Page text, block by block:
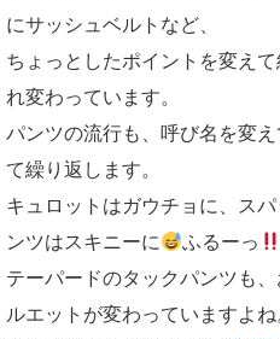
にサッシュベルトなど、
ちょっとしたポイントを変え
れ変わっています。
パンツの流行も、呼び名を変
て繰り返します。
キュロットはガウチョに、ス
ンツはスキニーに
ふるーっ
テーパードのタックパンツも
ルエットが変わっていますよね